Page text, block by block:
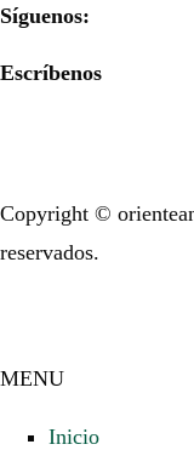
Síguenos:
Escríbenos
Copyright ©
reservados.
MENU
Inicio